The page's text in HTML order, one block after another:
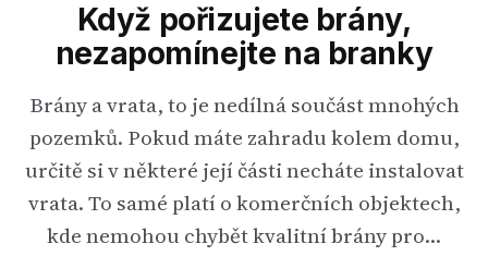
Když pořizujete brány,
nezapomínejte na branky
Brány a vrata, to je nedílná součást mnohých
pozemků. Pokud máte zahradu kolem domu,
určitě si v některé její části necháte instalovat
vrata. To samé platí o komerčních objektech,
kde nemohou chybět kvalitní brány pro…